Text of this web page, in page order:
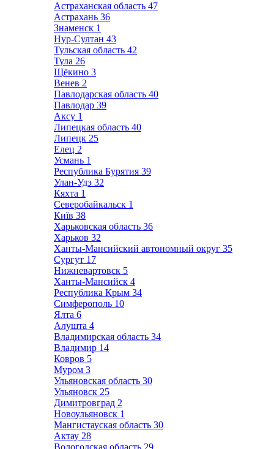
Астраханская область 47
Астрахань 36
Знаменск 1
Нур-Султан 43
Тульская область 42
Тула 26
Щёкино 3
Венев 2
Павлодарская область 40
Павлодар 39
Аксу 1
Липецкая область 40
Липецк 25
Елец 2
Усмань 1
Республика Бурятия 39
Улан-Удэ 32
Кяхта 1
Северобайкальск 1
Київ 38
Харьковская область 36
Харьков 32
Ханты-Мансийский автономный округ 35
Сургут 17
Нижневартовск 5
Ханты-Мансийск 4
Республика Крым 34
Симферополь 10
Ялта 6
Алушта 4
Владимирская область 34
Владимир 14
Ковров 5
Муром 3
Ульяновская область 30
Ульяновск 25
Димитровград 2
Новоульяновск 1
Мангистауская область 30
Актау 28
Вологодская область 29